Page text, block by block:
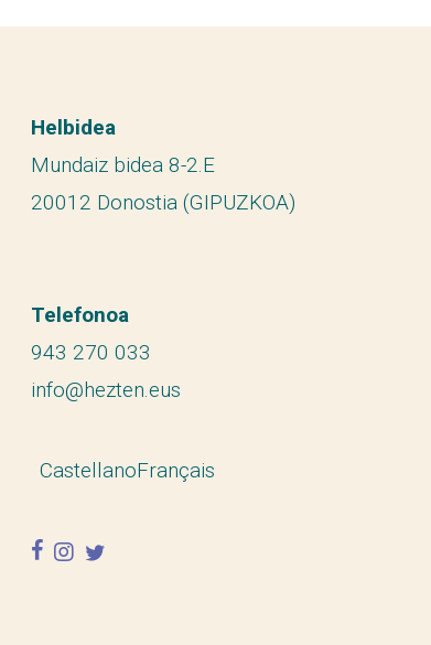
Helbidea
Mundaiz bidea 8-2.E
20012 Donostia (GIPUZKOA)
Telefonoa
943 270 033
info@hezten.eus
CastellanoFrançais
facebook
instagram
twitter